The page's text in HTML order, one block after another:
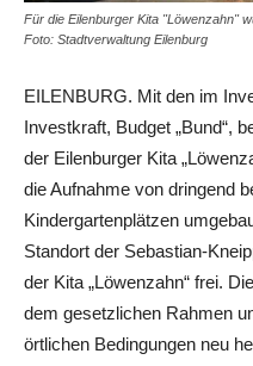
Für die Eilenburger Kita "Löwenzahn"
Foto: Stadtverwaltung Eilenburg
EILENBURG. Mit den im
Investkraft, Budget „Bund“,
der Eilenburger Kita
die Aufnahme von dringend
Kindergartenplätzen
Standort der Sebastian-
der Kita „Löwenzahn“ frei.
dem gesetzlichen Rahmen
örtlichen Bedingungen neu